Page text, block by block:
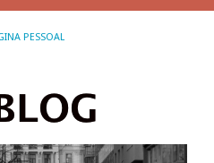
PESSOAL